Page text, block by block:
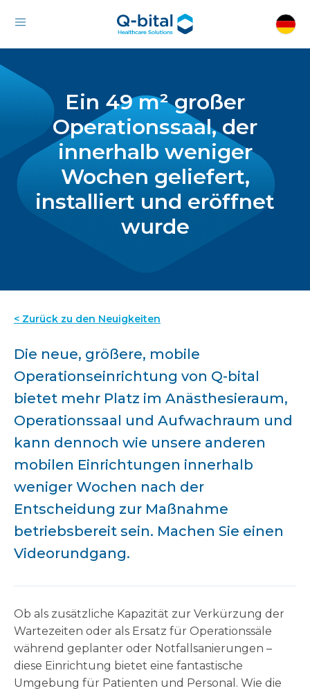
Ein 49 m² großer
Operationssaal, der
innerhalb weniger
Wochen geliefert,
installiert und eröffnet
wurde
< Zurück zu den Neuigkeiten
Die neue, größere, mobile
Operationseinrichtung von Q-bital
bietet mehr Platz im Anästhesieraum,
Operationssaal und Aufwachraum und
kann dennoch wie unsere anderen
mobilen Einrichtungen innerhalb
weniger Wochen nach der
Entscheidung zur Maßnahme
betriebsbereit sein. Machen Sie einen
Videorundgang.
Ob als zusätzliche Kapazität zur Verkürzung der
Wartezeiten oder als Ersatz für Operationssäle
während geplanter oder Notfallsanierungen –
diese Einrichtung bietet eine fantastische
Umgebung für Patienten und Personal. Wie die